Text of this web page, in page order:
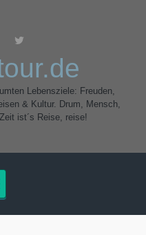
Lebensziele: Freuden,
& Kultur. Drum, Mensch,
ist´s Reise, reise!